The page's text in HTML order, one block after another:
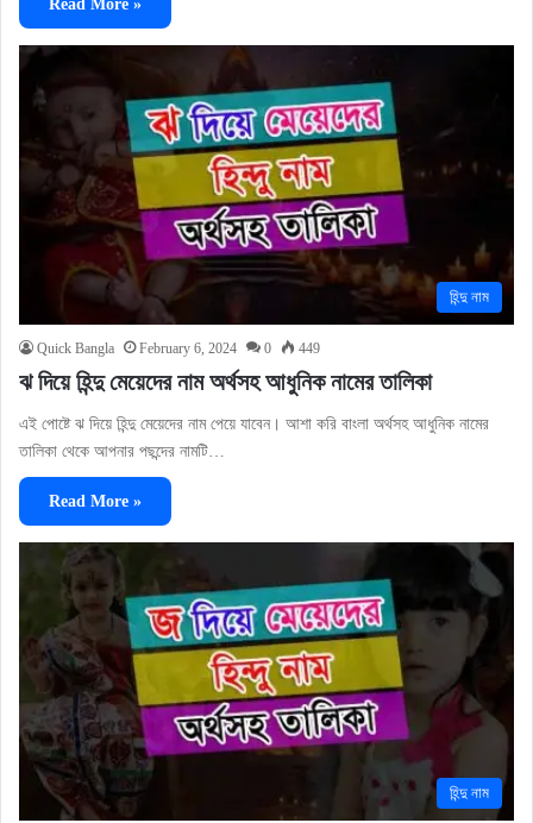
Read More »
হিন্দু নাম
Quick Bangla February 6, 2024 0 449
ঝ দিয়ে হিন্দু মেয়েদের নাম অর্থসহ আধুনিক নামের তালিকা
এই পোষ্টে ঝ দিয়ে হিন্দু মেয়েদের নাম পেয়ে যাবেন। আশা করি বাংলা অর্থসহ আধুনিক নামের
তালিকা থেকে আপনার পছন্দের নামটি…
Read More »
হিন্দু নাম